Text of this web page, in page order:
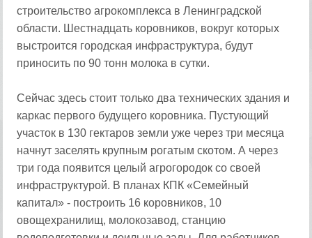
строительство агрокомплекса в Ленинградской
области. Шестнадцать коровников, вокруг которых
выстроится городская инфраструктура, будут
приносить по 90 тонн молока в сутки.
Сейчас здесь стоит только два технических здания и
каркас первого будущего коровника. Пустующий
участок в 130 гектаров земли уже через три месяца
начнут заселять крупным рогатым скотом. А через
три года появится целый агрогородок со своей
инфраструктурой. В планах КПК «Семейный
капитал» - построить 16 коровников, 10
овощехранилищ, молокозавод, станцию